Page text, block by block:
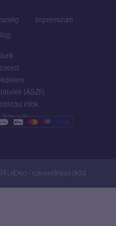
Impresszum
(ÁSZF)
infók
LaDea – szexwellness oldal